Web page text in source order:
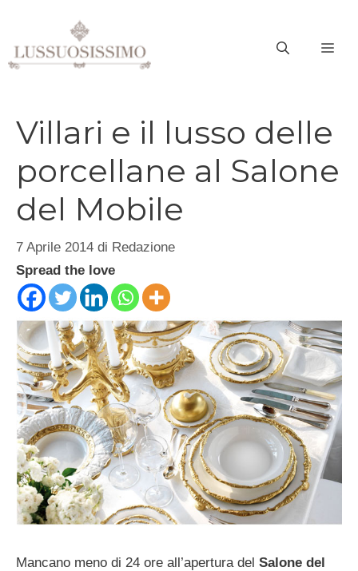
contenuto
Villari e il lusso delle
porcellane al Salone
del Mobile
7 Aprile 2014 di Redazione
Spread the love
Mancano meno di 24 ore all’apertura del Salone del